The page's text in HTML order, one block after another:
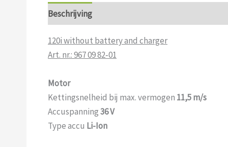
Beschrijving
120i without battery and charger
Art. nr.: 967 09 82‑01
Motor
Kettingsnelheid bij max. vermogen 11,5 m/s
Accuspanning36 V
Type accu Li-Ion